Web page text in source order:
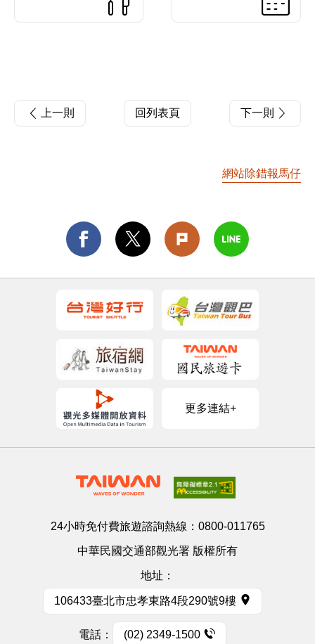
上一則 回列表頁 下一則
網站除錯報馬仔
更多連結+
24小時免付費旅遊諮詢熱線： 0800-011765
中華民國交通部觀光署 版權所有
地址：
106433臺北市忠孝東路4段290號9樓
電話： (02) 2349-1500